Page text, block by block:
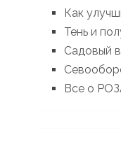
Как
Тень и
Садовый
Все о